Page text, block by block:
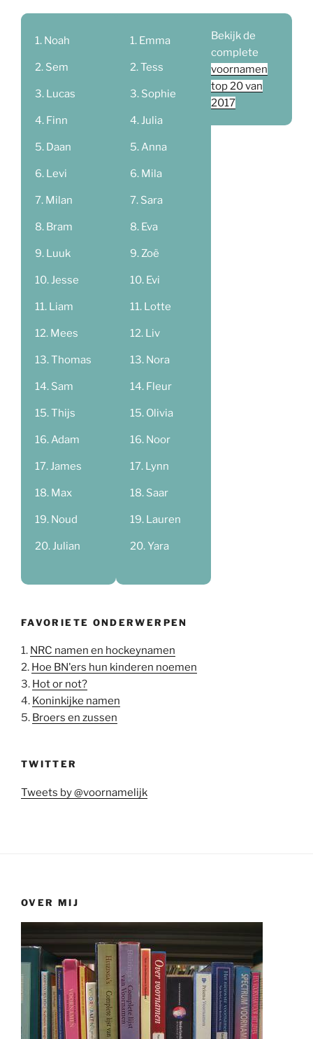
Noah
Sem
Lucas
Finn
Daan
Levi
Milan
Bram
Luuk
Jesse
Liam
Mees
Thomas
Sam
Thijs
Adam
James
Max
Noud
Julian
Emma
Tess
Sophie
Julia
Anna
Mila
Sara
Eva
Zoë
Evi
Lotte
Liv
Nora
Fleur
Olivia
Noor
Lynn
Saar
Lauren
Yara
Bekijk de
complete
voornamen
top 20 van
2017
FAVORIETE ONDERWERPEN
1. NRC namen en hockeynamen
2. Hoe BN'ers hun kinderen noemen
3. Hot or not?
4. Koninkijke namen
5. Broers en zussen
TWITTER
Tweets by @voornamelijk
OVER MIJ